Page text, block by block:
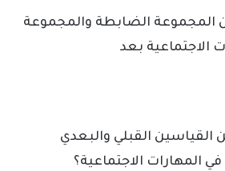
المجموعة الضابطة والمجموعة
الاجتماعية بعد
القياسين القبلي والبعدي
المهارات الاجتماعية؟